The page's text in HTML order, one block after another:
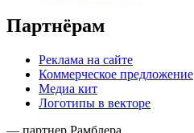
Партнёрам
Реклама на сайте
Коммерческое предложение
Медиа кит
Логотипы в векторе
— партнер Рамблера